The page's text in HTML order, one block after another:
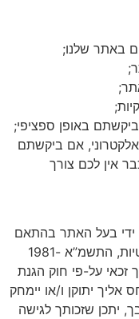
באתר שלנו;
באופן ספציפי;
אם ביקשתם
אין לכם צורך
ידי בעל האתר בהתאם
לתנאי שימוש אלו על-פי חוק הגנת הפרטיות, התשמ”א -1981
זכאי על-פי חוק הגנת
יתוקן ו/או יימחק
יתכן שזכותך לגישה